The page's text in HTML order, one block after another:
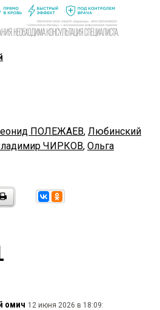
ПОЛЕЖАЕВ, Любинский
ЧИРКОВ, Ольга
омич 12 июня 2026 в 18:09: